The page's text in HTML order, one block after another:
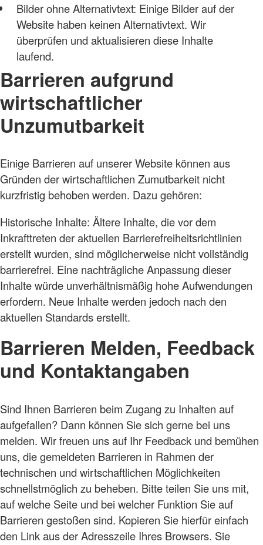
Bilder ohne Alternativtext: Einige Bilder auf der
Website haben keinen Alternativtext. Wir
überprüfen und aktualisieren diese Inhalte
laufend.
Barrieren aufgrund
wirtschaftlicher
Unzumutbarkeit
Einige Barrieren auf unserer Website können aus
Gründen der wirtschaftlichen Zumutbarkeit nicht
kurzfristig behoben werden. Dazu gehören:
Historische Inhalte: Ältere Inhalte, die vor dem
Inkrafttreten der aktuellen Barrierefreiheitsrichtlinien
erstellt wurden, sind möglicherweise nicht vollständig
barrierefrei. Eine nachträgliche Anpassung dieser
Inhalte würde unverhältnismäßig hohe Aufwendungen
erfordern. Neue Inhalte werden jedoch nach den
aktuellen Standards erstellt.
Barrieren Melden, Feedback
und Kontaktangaben
Sind Ihnen Barrieren beim Zugang zu Inhalten auf
aufgefallen? Dann können Sie sich gerne bei uns
melden. Wir freuen uns auf Ihr Feedback und bemühen
uns, die gemeldeten Barrieren in Rahmen der
technischen und wirtschaftlichen Möglichkeiten
schnellstmöglich zu beheben. Bitte teilen Sie uns mit,
auf welche Seite und bei welcher Funktion Sie auf
Barrieren gestoßen sind. Kopieren Sie hierfür einfach
den Link aus der Adresszeile Ihres Browsers. Sie